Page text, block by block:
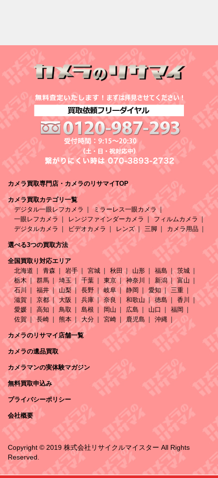
カメラ買取専門店・カメラのリサマイTOP
カメラ買取カテゴリ一覧
デジタル一眼レフカメラ
ミラーレス一眼カメラ
一眼レフカメラ
レンジファインダーカメラ
フィルムカメラ
デジタルカメラ
ビデオカメラ レンズ 三脚 カメラ用品
選べる3つの買取方法
全国買取り対応エリア
北海道
青森 岩手 宮城 秋田 山形 福島
茨城
栃木
群馬 埼玉 千葉 東京 神奈川 新潟
富山
石川
福井 山梨 長野 岐阜 静岡 愛知
三重
滋賀
京都 大阪 兵庫 奈良 和歌山 徳島
香川
愛媛
高知 鳥取 島根 岡山 広島 山口
福岡
佐賀
長崎 熊本 大分 宮崎 鹿児島 沖縄
カメラのリサマイ店舗一覧
カメラの遺品買取
カメラマンの実体験マガジン
無料買取申込み
プライバシーポリシー
会社概要
Copyright © 2019 株式会社リサイクルマイスター All Rights
Reserved.